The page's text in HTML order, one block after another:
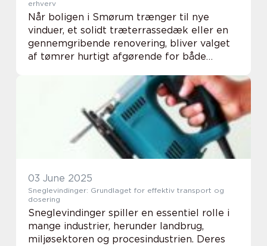
erhverv
Når boligen i Smørum trænger til nye
vinduer, et solidt træterrassedæk eller en
gennemgribende renovering, bliver valget
af tømrer hurtigt afgørende for både
kender typisk området, de typiske hustyper
03 June 2025
Sneglevindinger: Grundlaget for effektiv transport og
dosering
Sneglevindinger spiller en essentiel rolle i
mange industrier, herunder landbrug,
miljøsektoren og procesindustrien. Deres